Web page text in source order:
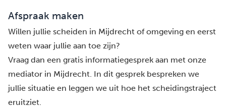
Afspraak maken
Willen jullie scheiden in Mijdrecht of omgeving en eerst
weten waar jullie aan toe zijn?
Vraag dan een gratis informatiegesprek aan met onze
mediator in Mijdrecht. In dit gesprek bespreken we
jullie situatie en leggen we uit hoe het scheidingstraject
eruitziet.